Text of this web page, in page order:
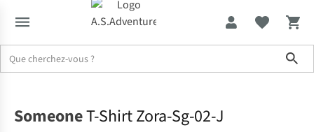
SomeoneT-Shirt Zora-Sg-02-J